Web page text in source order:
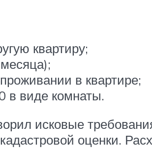
квартиру;
в квартире;
в виде комнаты.
исковые
оценки.